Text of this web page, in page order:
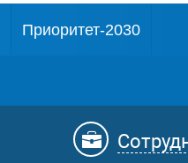
Приоритет-2030